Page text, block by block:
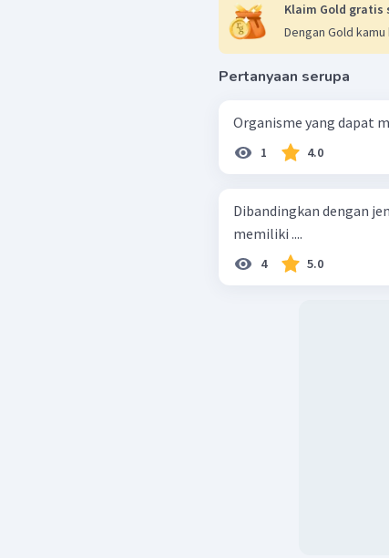
Klaim Gold gratis
Dengan Gold
Pertanyaan serupa
Organisme yang dapat
1 4.0
Dibandingkan dengan
memiliki ....
4 5.0